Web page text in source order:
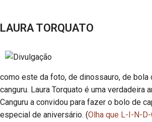
LAURA TORQUATO
como este da foto, de dinossauro, de bola
canguru. Laura Torquato é uma verdadeira
Canguru a convidou para fazer o bolo de
especial de aniversário. (Olha que L-I-N-